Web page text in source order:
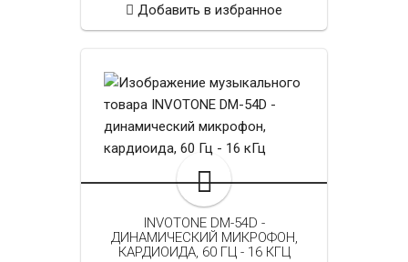
Добавить в избранное
INVOTONE DM-54D -
ДИНАМИЧЕСКИЙ МИКРОФОН,
КАРДИОИДА, 60 ГЦ - 16 КГЦ